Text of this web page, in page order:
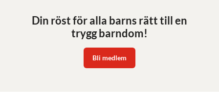
Din röst för alla barns rätt till en
trygg barndom!
Bli medlem